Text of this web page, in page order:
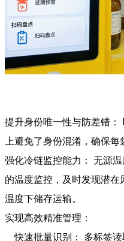
提升身份唯一性与防差错：
上避免了身份混淆，确保每
强化冷链监控能力： 无源
的温度监控，及时发现潜
温度下储存运输。
实现高效精准管理：
快速批量识别： 多标签